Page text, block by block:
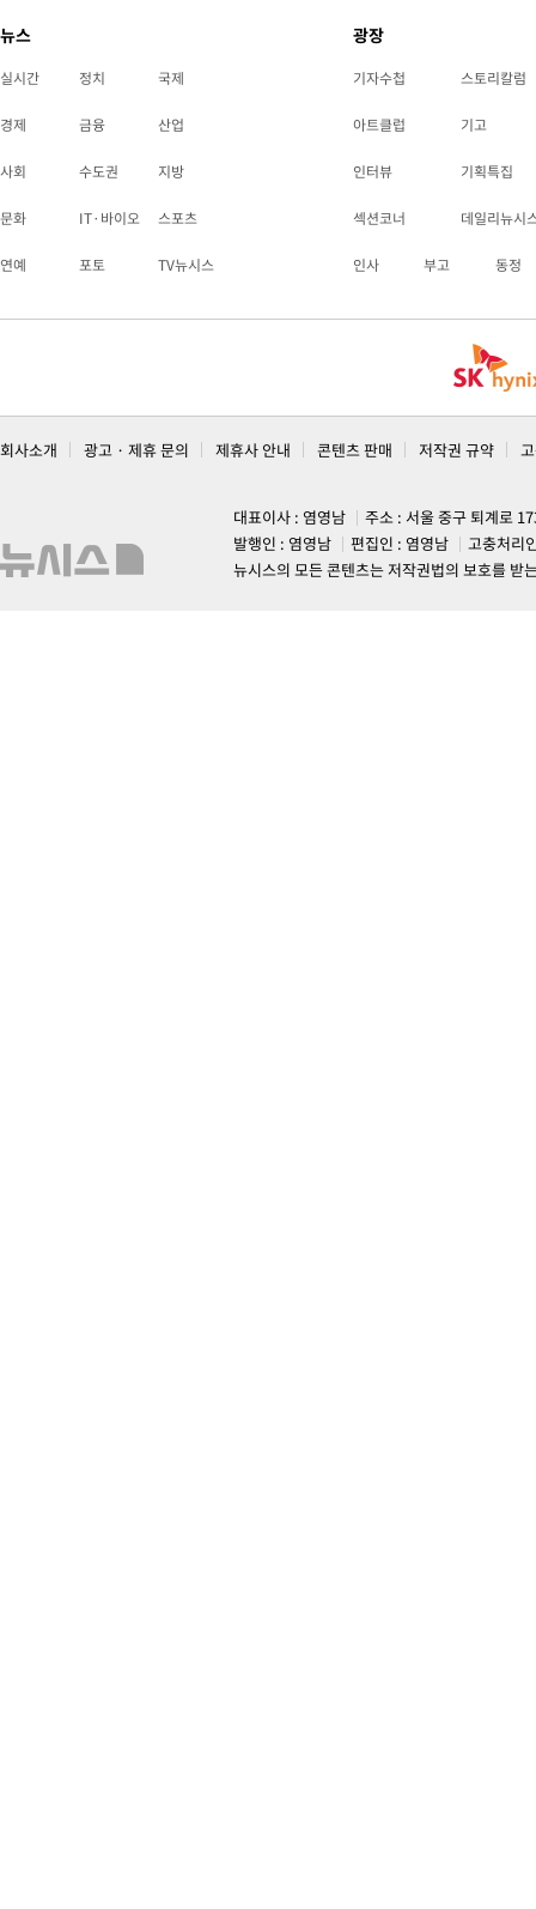
뉴스
실시간 정치 국제
경제 금융 산업
사회 수도권 지방
문화 IT·바이오 스포츠
연예 포토 TV뉴시스
광장
기자수첩 스토리칼럼
아트클럽 기고
인터뷰 기획특집
섹션코너 데일리뉴시
인사 부고 동정
회사소개 광고 · 제휴 문의 제휴사 안내 콘텐츠 판매 저작권 규약
대표이사 : 염영남
주소 : 서울 중구 퇴계로
발행인 : 염영남
편집인 : 염영남
고충처리
뉴시스의 모든 콘텐츠는 저작권법의 보호를